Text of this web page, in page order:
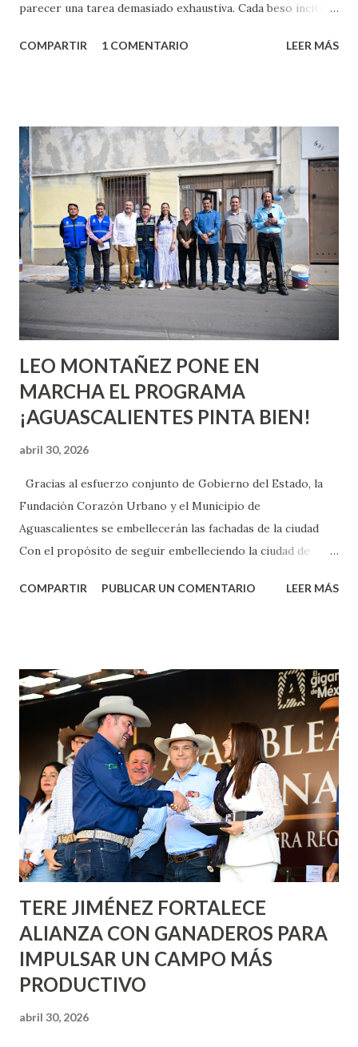
parecer una tarea demasiado exhaustiva. Cada beso incita
partes de ti que jamás hubieras imaginado. El problema es
conoces ni la mitad de lo que deberías saber. Pero incluso
quienes ya han tenido relaciones sexuales no son expertos
o expertas en el tema. Siempre hay algo nuevo que
aprender y nuevas experiencias que conocer. Si eres una
chica y aún no has tenido relaciones sexuales, tal vez
pienses que el sexo será increíble y no puedas esperar para
experimentarlo, pero como cualquier persona con
experiencia te dirá, siempre es mejor cuando ambas partes
son suficientemen...
COMPARTIR 1 COMENTARIO LEER MÁS
LEO MONTAÑEZ PONE EN
MARCHA EL PROGRAMA
¡AGUASCALIENTES PINTA BIEN!
abril 30, 2026
Gracias al esfuerzo conjunto de Gobierno del Estado, la
Fundación Corazón Urbano y el Municipio de
Aguascalientes se embellecerán las fachadas de la ciudad
Con el propósito de seguir embelleciendo la ciudad de
municipal, Leo Montañez dio inicio al programa
Corazón Urbano y el Municipio capital. Leo Montañez
informó que en este programa se usarán cerca de 90 mil
metros cuadrados de pintura, para dar inicio en la calle
Nieto, entre Jesús F. Elizondo y la calle 22 de Octubre, con
lo que se aplicará pintura en 66 casas. Posteriormente se
llevará este programa a Villas de Nuestra Señora de la
Asunción, Avenida Alameda y Decreto 27 de Septiembre, en
los edificios FOVISSSTE Ojo de Agua, en la comunidad
Norias de Paso Hondo y en los edificios de...
COMPARTIR PUBLICAR UN COMENTARIO LEER MÁS
TERE JIMÉNEZ FORTALECE
ALIANZA CON GANADEROS PARA
IMPULSAR UN CAMPO MÁS
PRODUCTIVO
abril 30, 2026